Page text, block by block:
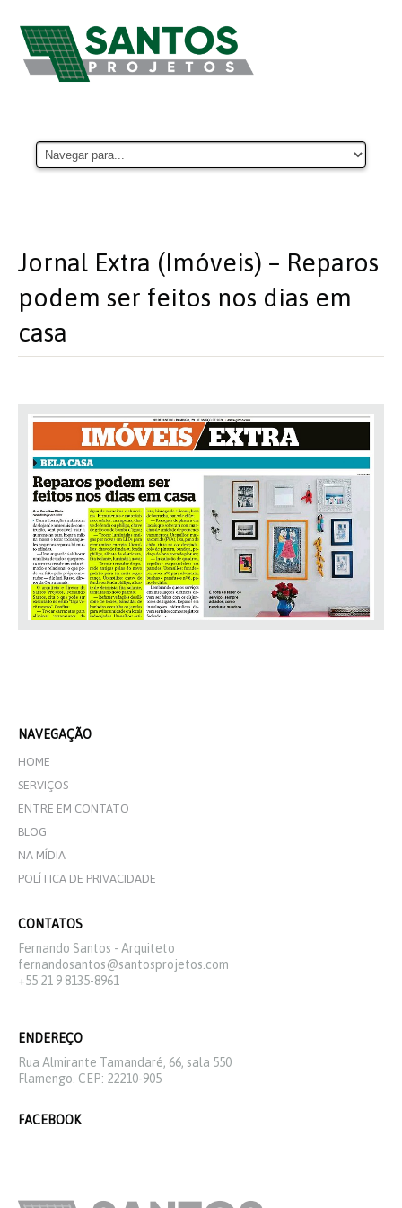
Jornal Extra (Imóveis) – Reparos
podem ser feitos nos dias em
casa
NAVEGAÇÃO
HOME
SERVIÇOS
ENTRE EM CONTATO
BLOG
NA MÍDIA
POLÍTICA DE PRIVACIDADE
CONTATOS
Fernando Santos - Arquiteto
fernandosantos@santosprojetos.com
+55 21 9 8135-8961
ENDEREÇO
Rua Almirante Tamandaré, 66, sala 550
Flamengo. CEP: 22210-905
FACEBOOK